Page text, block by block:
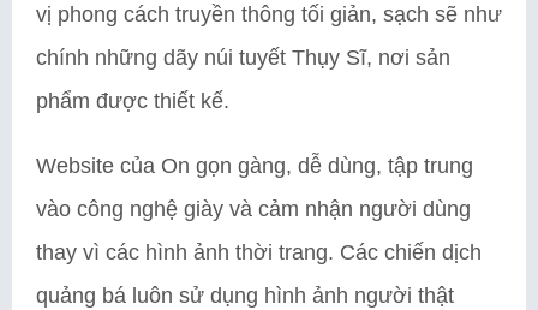
vị phong cách truyền thông tối giản, sạch sẽ như
chính những dãy núi tuyết Thụy Sĩ, nơi sản
phẩm được thiết kế.
Website của On gọn gàng, dễ dùng, tập trung
vào công nghệ giày và cảm nhận người dùng
thay vì các hình ảnh thời trang. Các chiến dịch
quảng bá luôn sử dụng hình ảnh người thật